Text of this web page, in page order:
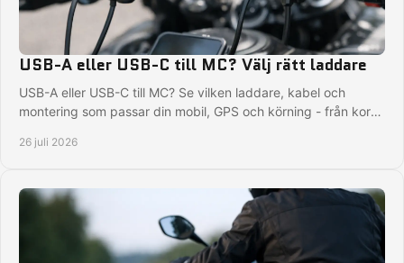
USB-A eller USB-C till MC? Välj rätt laddare
USB-A eller USB-C till MC? Se vilken laddare, kabel och
montering som passar din mobil, GPS och körning - från korta
26 juli 2026